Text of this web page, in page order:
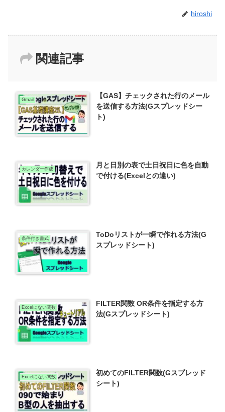
hiroshi
関連記事
Gmail
【GAS】チェックされた行のメール
を送信する方法(Gスプレッドシー
ト)
カレンダー作成
月と日別の表で土日祝日に色を自動
で付ける(Excelとの違い)
条件付き書式
ToDoリストが一瞬で作れる方法(G
スプレッドシート)
Excelにない関数
FILTER関数 OR条件を指定する方
法(Gスプレッドシート)
Excelにない関数
初めてのFILTER関数(Gスプレッド
シート)